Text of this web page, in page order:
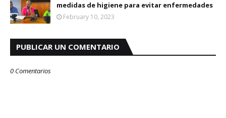
medidas de higiene para evitar enfermedades
February 10, 2023
PUBLICAR UN COMENTARIO
0 Comentarios